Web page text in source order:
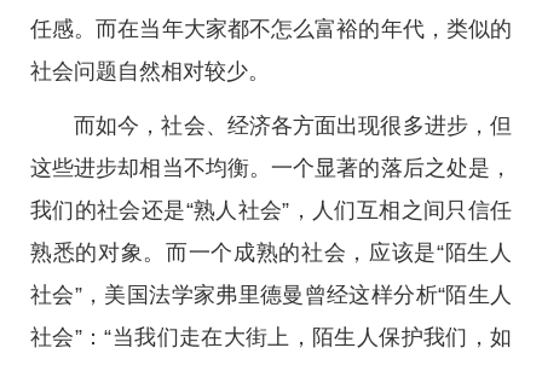
任感。而在当年大家都不怎么富裕的年代，类似的
社会问题自然相对较少。
而如今，社会、经济各方面出现很多进步，但
这些进步却相当不均衡。一个显著的落后之处是，
我们的社会还是“熟人社会”，人们互相之间只信任
熟悉的对象。而一个成熟的社会，应该是“陌生人
社会”，美国法学家弗里德曼曾经这样分析“陌生人
社会”：“当我们走在大街上，陌生人保护我们，如